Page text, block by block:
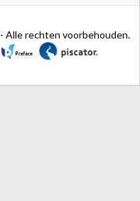
- Alle rechten voorbehouden.